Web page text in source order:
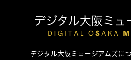
デジタル大阪ミュージアムズに